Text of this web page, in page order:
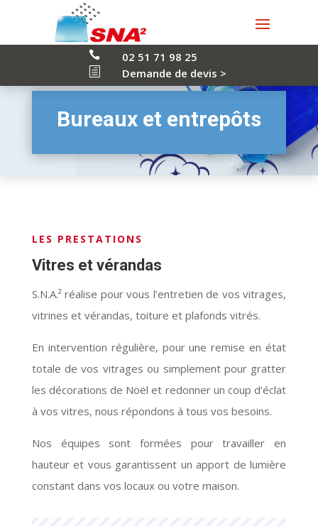
 02 51 71 98 25
h Demande de devis >
Bureaux et entrepôts
LES PRESTATIONS
Vitres et vérandas
S.N.A.² réalise pour vous l’entretien de vos vitrages,
vitrines et vérandas, toiture et plafonds vitrés.
En intervention régulière, pour une remise en état
totale de vos vitrages ou simplement pour gratter
les décorations de Noël et redonner un coup d’éclat
à vos vitres, nous répondons à tous vos besoins.
Nos équipes sont formées pour travailler en
hauteur et vous garantissent un apport de lumière
constant dans vos locaux ou votre maison.